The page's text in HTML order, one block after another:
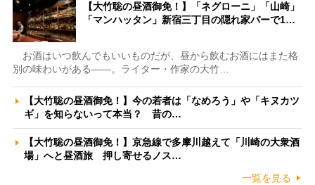
【大竹聡の昼酒御免！】「ネグローニ」「山崎」
「マンハッタン」新宿三丁目の隠れ家バーで1…
お酒はいつ飲んでもいいものだが、昼から飲むお酒にはまた格
別の味わいがある――。ライター・作家の大竹…
【大竹聡の昼酒御免！】今の若者は「なめろう」や「キヌカツ
ギ」を知らないって本当？ 昔の…
【大竹聡の昼酒御免！】京急線で多摩川越えて「川崎の大衆酒
場」へと昼酒旅 押し寄せるノス…
一覧を見る